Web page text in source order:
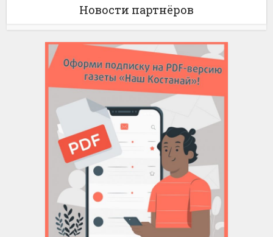
Новости партнёров